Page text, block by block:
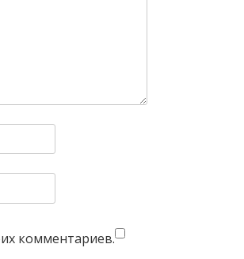
комментариев.